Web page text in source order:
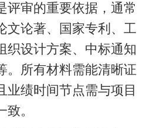
审的重要依据，通常
文论著、国家专利、工
织设计方案、中标通知
。所有材料需能清晰证
业绩时间节点需与项目
。